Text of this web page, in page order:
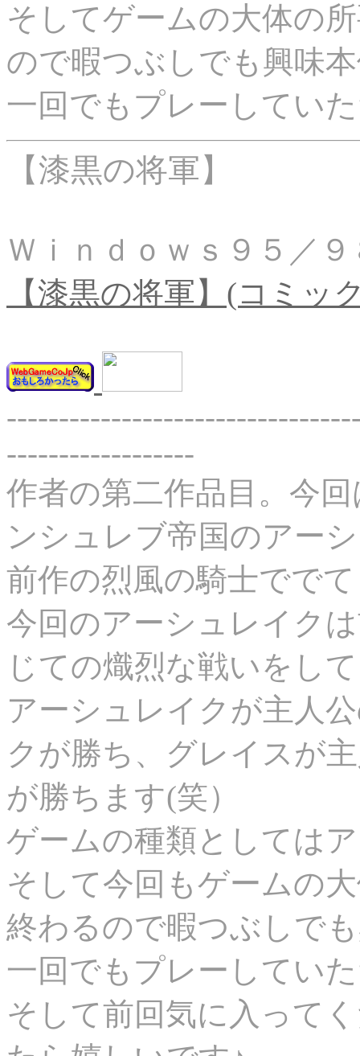
そしてゲームの大体の
ので暇つぶしでも興味
一回でもプレーしてい
【漆黒の将軍】
Ｗｉｎｄｏｗｓ９５／
【漆黒の将軍】(コミッ
------------------
作者の第二作品目。今
ンシュレブ帝国のアー
前作の烈風の騎士でで
今回のアーシュレイク
じての熾烈な戦いをし
アーシュレイクが主人
クが勝ち、グレイスが
が勝ちます(笑）
ゲームの種類としては
そして今回もゲームの
終わるので暇つぶしで
一回でもプレーしてい
そして前回気に入って